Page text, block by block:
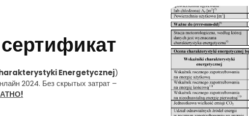
Energetycznej)
2024. Без скрытых затрат –